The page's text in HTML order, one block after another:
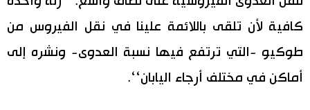
كافية لأن تلقى باللائمة علينا في نقل الفيروس من
طوكيو -التي ترتفع فيها نسبة العدوى- ونشره إلى
أماكن في مختلف أرجاء اليابان‘‘.